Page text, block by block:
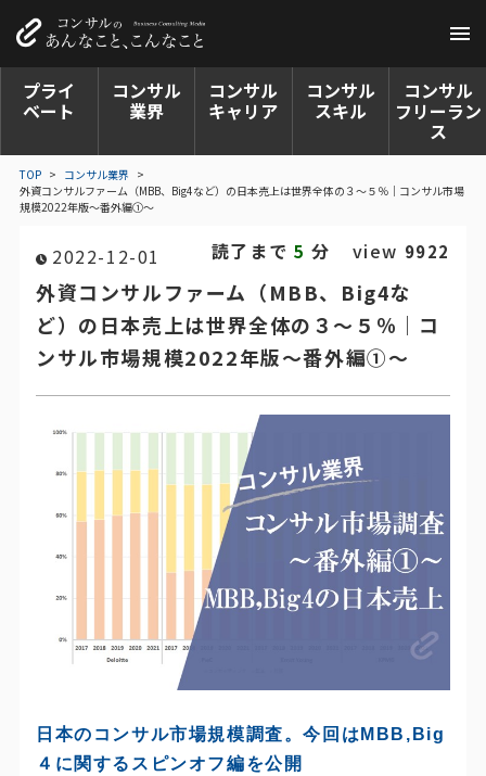
プライ
ベート
コンサル
業界
コンサル
キャリア
コンサル
スキル
コンサル
フリーラン
ス
TOP > コンサル業界 >
外資コンサルファーム（MBB、Big4など）の日本売上は世界全体の３～５％｜コンサル市場
規模2022年版～番外編①～
2022-12-01 view 9922
読了まで 5 分
外資コンサルファーム（MBB、Big4な
ど）の日本売上は世界全体の３～５％｜コ
ンサル市場規模2022年版～番外編①～
日本のコンサル市場規模調査。今回はMBB,Big
４に関するスピンオフ編を公開